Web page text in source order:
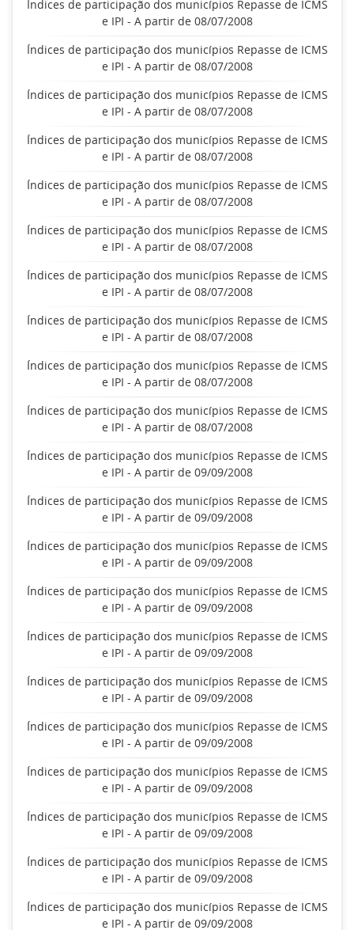
Índices de participação dos municípios Repasse de ICMS
e IPI - A partir de 08/07/2008
Índices de participação dos municípios Repasse de ICMS
e IPI - A partir de 08/07/2008
Índices de participação dos municípios Repasse de ICMS
e IPI - A partir de 08/07/2008
Índices de participação dos municípios Repasse de ICMS
e IPI - A partir de 08/07/2008
Índices de participação dos municípios Repasse de ICMS
e IPI - A partir de 08/07/2008
Índices de participação dos municípios Repasse de ICMS
e IPI - A partir de 08/07/2008
Índices de participação dos municípios Repasse de ICMS
e IPI - A partir de 08/07/2008
Índices de participação dos municípios Repasse de ICMS
e IPI - A partir de 08/07/2008
Índices de participação dos municípios Repasse de ICMS
e IPI - A partir de 08/07/2008
Índices de participação dos municípios Repasse de ICMS
e IPI - A partir de 08/07/2008
Índices de participação dos municípios Repasse de ICMS
e IPI - A partir de 09/09/2008
Índices de participação dos municípios Repasse de ICMS
e IPI - A partir de 09/09/2008
Índices de participação dos municípios Repasse de ICMS
e IPI - A partir de 09/09/2008
Índices de participação dos municípios Repasse de ICMS
e IPI - A partir de 09/09/2008
Índices de participação dos municípios Repasse de ICMS
e IPI - A partir de 09/09/2008
Índices de participação dos municípios Repasse de ICMS
e IPI - A partir de 09/09/2008
Índices de participação dos municípios Repasse de ICMS
e IPI - A partir de 09/09/2008
Índices de participação dos municípios Repasse de ICMS
e IPI - A partir de 09/09/2008
Índices de participação dos municípios Repasse de ICMS
e IPI - A partir de 09/09/2008
Índices de participação dos municípios Repasse de ICMS
e IPI - A partir de 09/09/2008
Índices de participação dos municípios Repasse de ICMS
e IPI - A partir de 09/09/2008